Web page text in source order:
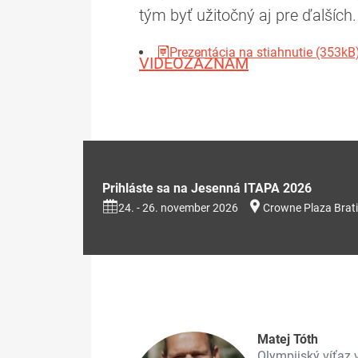
tým byť užitočný aj pre ďalších.
VIDEOZÁZNAM
Prezentácia na stiahnutie
Prihláste sa na Jesenná ITAPA 2026
24. - 26. november 2026 Crowne Plaza
Matej Tóth